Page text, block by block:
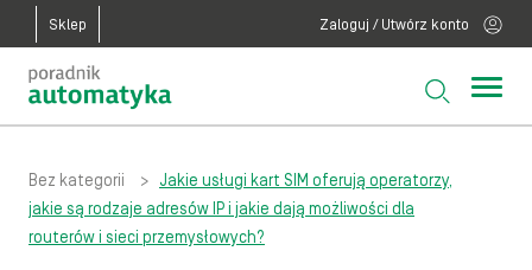
Sklep Zaloguj / Utwórz konto
Bez kategorii >
Jakie usługi kart SIM oferują operatorzy,
jakie są rodzaje adresów IP i jakie dają możliwości dla
routerów i sieci przemysłowych?